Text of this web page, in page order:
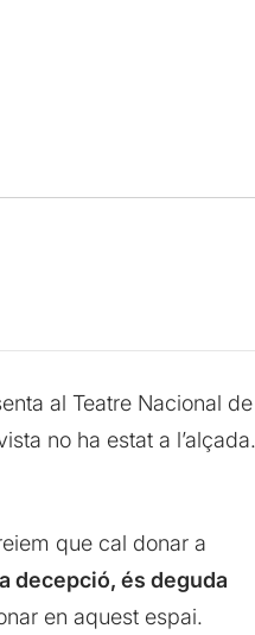
al Teatre Nacional de
no ha estat a l’alçada.
que cal donar a
decepció, és deguda
en aquest espai.